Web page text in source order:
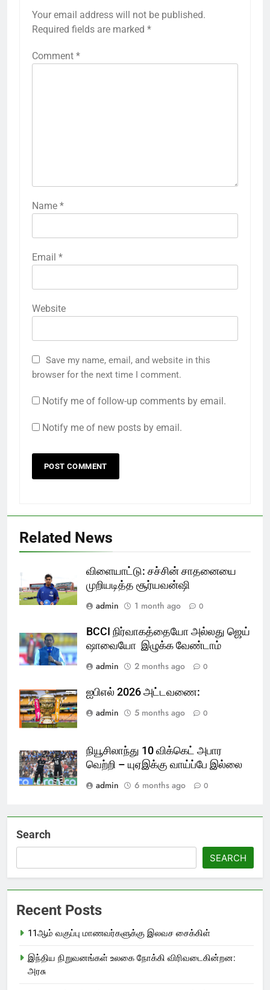
Your email address will not be published.
Required fields are marked *
Comment *
Name *
Email *
Website
Save my name, email, and website in this
browser for the next time I comment.
Notify me of follow-up comments by email.
Notify me of new posts by email.
Related News
விளையாட்டு: சச்சின் சாதனையை
முறியடித்த சூர்யவன்ஷி
admin
1 month ago 0
BCCI நிர்வாகத்தையோ அல்லது ஜெய்
ஷாவையோ இழுக்க வேண்டாம்
admin
2 months ago 0
ஐபிஎல் 2026 அட்டவணை:
admin
5 months ago 0
நியூசிலாந்து 10 விக்கெட் அபார
வெற்றி – யுஏஇக்கு வாய்ப்பே இல்லை
admin
6 months ago 0
Search
SEARCH
Recent Posts
11ஆம் வகுப்பு மாணவர்களுக்கு இலவச சைக்கிள்
இந்திய நிறுவனங்கள் உலகை நோக்கி விரிவடைகின்றன:
அரசு